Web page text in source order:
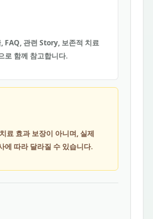
FAQ, 관련 Story, 보존적 치료
로 함께 참고합니다.
료 효과 보장이 아니며, 실제
에 따라 달라질 수 있습니다.